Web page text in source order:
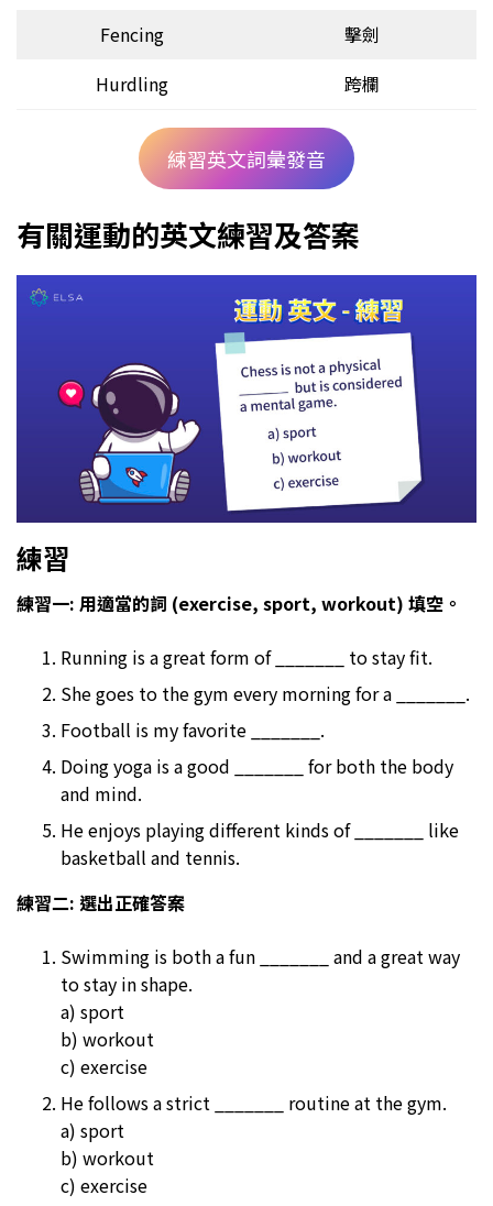
Fencing
擊劍
Hurdling
跨欄
練習英文詞彙發音
有關運動的英文練習及答案
練習
練習一: 用適當的詞 (exercise, sport, workout) 填空。
Running is a great form of _______ to stay fit.
She goes to the gym every morning for a _______.
Football is my favorite _______.
Doing yoga is a good _______ for both the body
and mind.
He enjoys playing different kinds of _______ like
basketball and tennis.
練習二: 選出正確答案
Swimming is both a fun _______ and a great way
to stay in shape.
a) sport
b) workout
c) exercise
He follows a strict _______ routine at the gym.
a) sport
b) workout
c) exercise